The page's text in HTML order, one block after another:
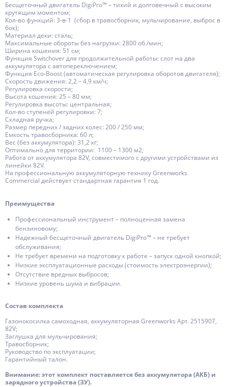
Бесщеточный двигатель DigiPro™ – тихий и долговечный с высоким
крутящим моментом;
Кол-во функций: 3-в-1 (сбор в травосборник, мульчирование, выброс в
бок);
Материал деки: сталь;
Максимальные обороты без нагрузки: 2800 об./мин;
Ширина кошения: 51 см;
Функция Switchover для продолжительной работы: слот на два
аккумулятора с автопереключением;
Функция Eco-Boost (автоматическая регулировка оборотов двигателя);
Скорость движения: 2,2 – 4,9 км/ч;
Регулировка скорости;
Высота кошения: 25 – 80 мм;
Регулировка высоты: центральная;
Кол-во ступеней регулировки: 7;
Складная ручка;
Размер передних / задних колес: 200 / 250 мм;
Емкость травосборника: 60 л;
Вес (без аккумулятора): 31,2 кг;
Оптимально для территории: 1100 – 1300 м2;
Работа от аккумулятора 82V, совместимого с другими устройствами из
линейки 82V.
На профессиональную аккумуляторную технику Greenworks
Сommercial действует стандартная гарантия 1 год.
Преимущества
Профессиональный инструмент – полноценная замена
бензиновому;
Надежный бесщеточный двигатель DigiPro™ – не требует
обслуживания;
Не требует времени на подготовку к работе – запуск одной кнопкой;
Низкие эксплуатационные расходы (стоимость электроэнергии);
Отсутствие вредных выбросов;
Низкие уровень шума и вибрации.
Состав комплекта
Газонокосилка самоходная, аккумуляторная Greenworks Арт. 2515907,
82V;
Заглушка для мульчирования;
Травосборник;
Руководство по эксплуатации;
Гарантийный талон.
Внимание: этот комплект поставляется без аккумулятора (АКБ) и
зарядного устройства (ЗУ).